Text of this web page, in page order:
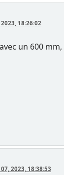
18:26:02
un 600
2023, 18:38:53